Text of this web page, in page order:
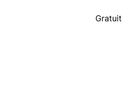
Gratuit